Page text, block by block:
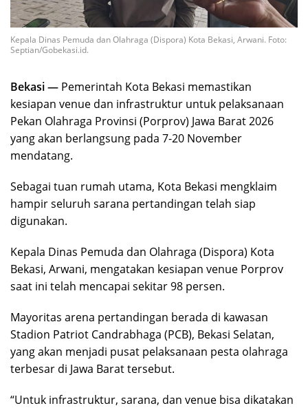
Kepala Dinas Pemuda dan Olahraga (Dispora) Kota Bekasi, Arwani. Foto:
Septian/Gobekasi.id.
Bekasi — Pemerintah Kota Bekasi memastikan
kesiapan venue dan infrastruktur untuk pelaksanaan
Pekan Olahraga Provinsi (Porprov) Jawa Barat 2026
yang akan berlangsung pada 7-20 November
mendatang.
Sebagai tuan rumah utama, Kota Bekasi mengklaim
hampir seluruh sarana pertandingan telah siap
digunakan.
Kepala Dinas Pemuda dan Olahraga (Dispora) Kota
Bekasi, Arwani, mengatakan kesiapan venue Porprov
saat ini telah mencapai sekitar 98 persen.
Mayoritas arena pertandingan berada di kawasan
Stadion Patriot Candrabhaga (PCB), Bekasi Selatan,
yang akan menjadi pusat pelaksanaan pesta olahraga
terbesar di Jawa Barat tersebut.
“Untuk infrastruktur, sarana, dan venue bisa dikatakan